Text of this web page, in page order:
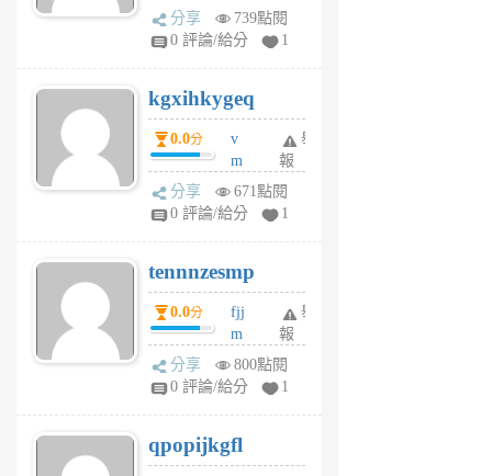
wi
w
6
個
月
前
分享
739點閱
0 評論/給分
1
kgxihkygeq
0.0分
v
m
sg
sr
6
個
月
前
舉
報
分享
671點閱
0 評論/給分
1
tennnzesmp
0.0分
fjj
m
w
rs
6
個
舉
報
分享
800點閱
0 評論/給分
1
qpopijkgfl